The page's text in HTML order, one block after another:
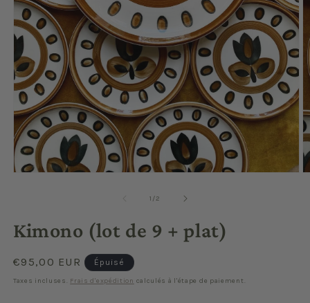
une
fenêtre
1 /de2
Kimono (lot de 9 + plat)
Prix
habituel
€95,00 EUR Épuisé
Taxes incluses. Frais d'expédition calculés à l'étape de paiement.